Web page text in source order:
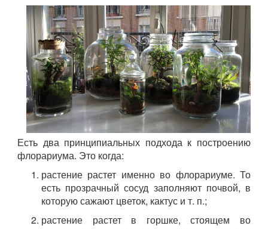
Есть два принципиальных подхода к построению
флорариума. Это когда:
растение растет именно во флорариуме. То
есть прозрачный сосуд заполняют почвой, в
которую сажают цветок, кактус и т. п.;
растение растет в горшке, стоящем во